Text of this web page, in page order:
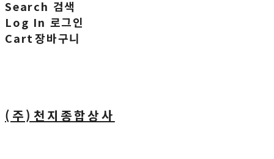
Search 검색
Log In 로그인
Cart장바구니
(주)천지종합상사